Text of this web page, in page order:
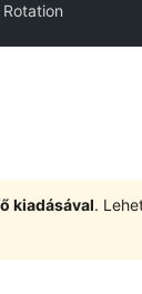
Rotation
kiadásával.